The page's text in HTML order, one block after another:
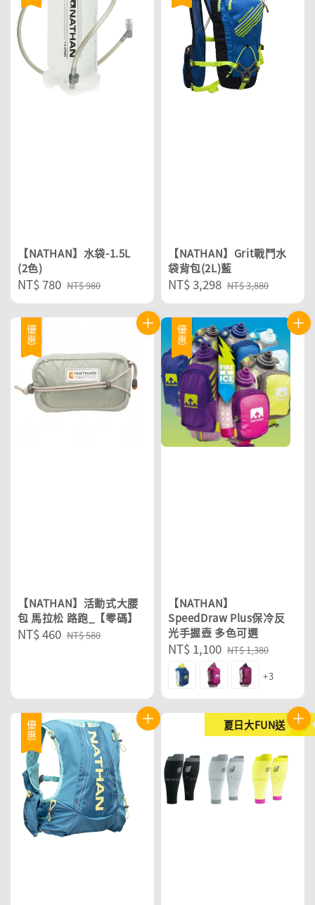
【NATHAN】水袋-1.5L
(2色)
Sale
price
NT$ 780 Regular
price
NT$ 980
【NATHAN】Grit戰鬥水
袋背包(2L)藍
Sale
price
NT$ 3,298 Regular
price
NT$ 3,880
優惠
【NATHAN】活動式大腰
包 馬拉松 路跑_【零碼】
Sale
NT$ 460 Regular
NT$ 580
優惠
【NATHAN】
SpeedDraw Plus保冷反
光手握壺 多色可選
Sale
price
NT$ 1,100 Regular
price
NT$ 1,380
+3
優惠 夏日大FUN送